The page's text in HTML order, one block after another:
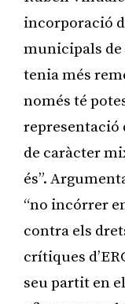
incorporació
municipals de
tenia més
només té
representació
de caràcter
és”.
“no incórrer
contra els
crítiques
seu partit en